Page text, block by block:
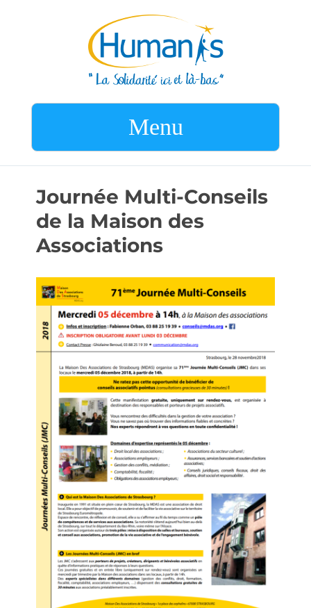
Menu
Journée Multi-Conseils
de la Maison des
Associations